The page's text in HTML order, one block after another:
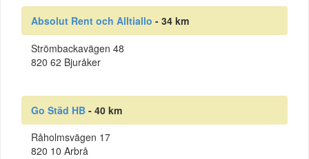
Absolut Rent och Alltiallo - 34 km
Strömbackavägen 48
820 62 Bjuråker
Go Städ HB - 40 km
Råholmsvägen 17
820 10 Arbrå